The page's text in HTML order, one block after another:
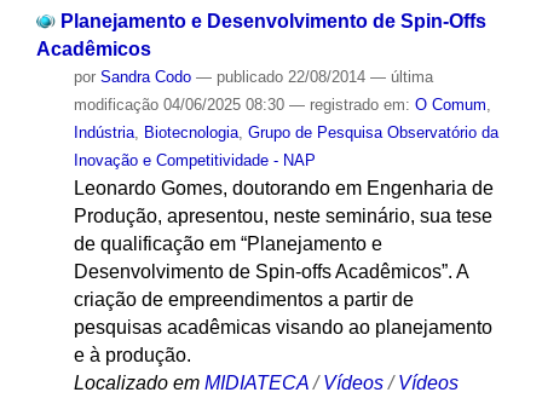
Planejamento e Desenvolvimento de Spin-Offs
Acadêmicos
por Sandra Codo — publicado22/08/2014 — última
modificação04/06/2025 08:30 — registrado em: O Comum
Indústria, Biotecnologia, Grupo de Pesquisa Observatório da
Inovação e Competitividade - NAP
Leonardo Gomes, doutorando em Engenharia de
Produção, apresentou, neste seminário, sua tese
de qualificação em “Planejamento e
Desenvolvimento de Spin-offs Acadêmicos”. A
criação de empreendimentos a partir de
pesquisas acadêmicas visando ao planejamento
e à produção.
Localizado em MIDIATECA /Vídeos /Vídeos